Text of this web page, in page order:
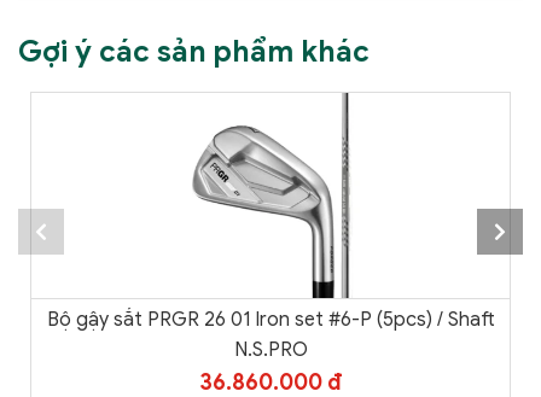
Gợi ý các sản phẩm khác
Bộ gậy sắt PRGR 26 01 Iron set #6-P (5pcs) / Shaft
N.S.PRO
36.860.000 đ